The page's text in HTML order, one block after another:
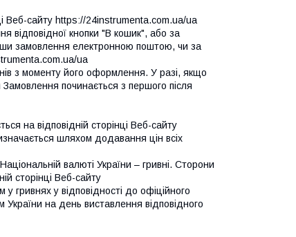
Веб-сайту https://24instrumenta.com.ua/ua
відповідної кнопки "В кошик", або за
замовлення електронною поштою, чи за
ua
з моменту його оформлення. У разі, якщо
починається з першого після
на відповідній сторінці Веб-сайту
шляхом додавання цін всіх
валюті України – гривні. Сторони
сторінці Веб-сайту
у відповідності до офіційного
на день виставлення відповідного